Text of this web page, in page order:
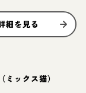
細を見る
ミックス猫）